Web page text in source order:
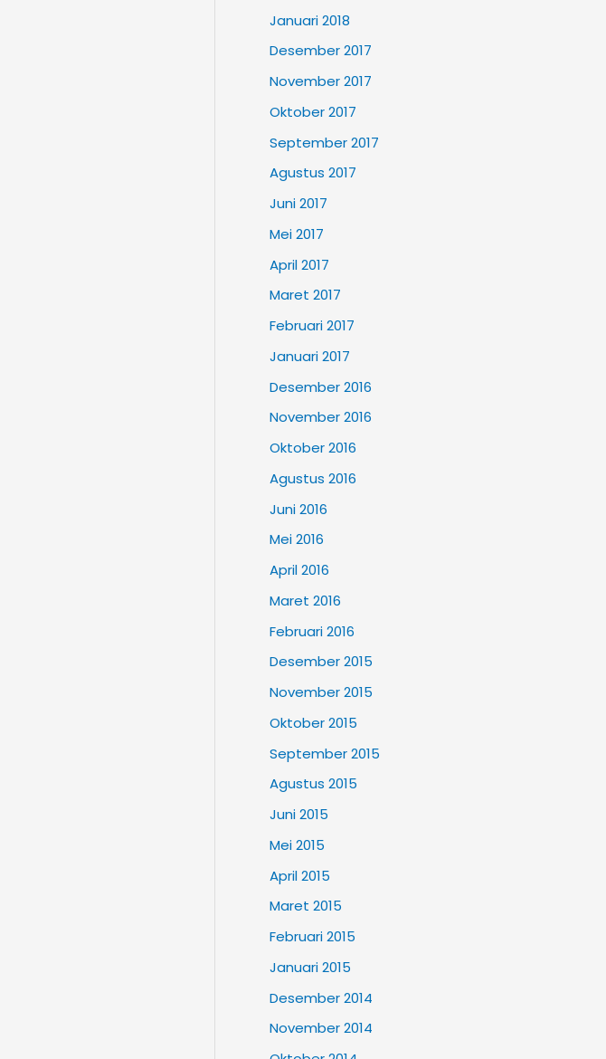
Januari 2018
Desember 2017
November 2017
Oktober 2017
September 2017
Agustus 2017
Juni 2017
Mei 2017
April 2017
Maret 2017
Februari 2017
Januari 2017
Desember 2016
November 2016
Oktober 2016
Agustus 2016
Juni 2016
Mei 2016
April 2016
Maret 2016
Februari 2016
Desember 2015
November 2015
Oktober 2015
September 2015
Agustus 2015
Juni 2015
Mei 2015
April 2015
Maret 2015
Februari 2015
Januari 2015
Desember 2014
November 2014